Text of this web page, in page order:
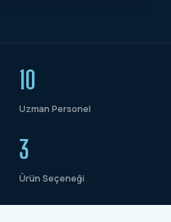
10
Uzman Personel
3
Ürün Seçeneği